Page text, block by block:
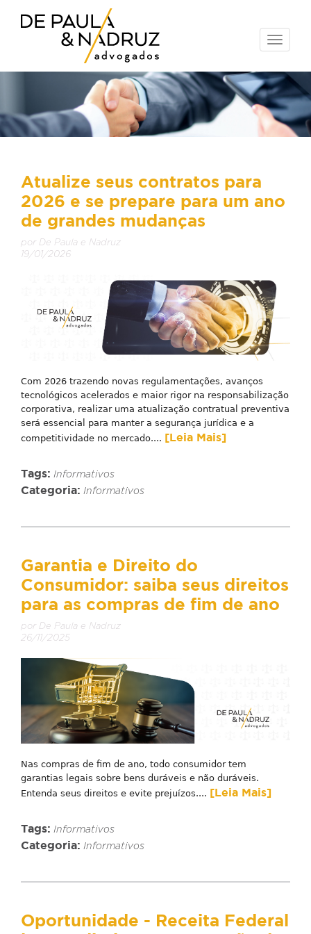
Toggle
Atualize seus contratos para
2026 e se prepare para um ano
de grandes mudanças
por De Paula e Nadruz
19/01/2026
Com 2026 trazendo novas regulamentações, avanços
tecnológicos acelerados e maior rigor na responsabilização
corporativa, realizar uma atualização contratual preventiva
será essencial para manter a segurança jurídica e a
competitividade no mercado.... [Leia Mais]
Tags: Informativos
Categoria: Informativos
Garantia e Direito do
Consumidor: saiba seus direitos
para as compras de fim de ano
por De Paula e Nadruz
26/11/2025
Nas compras de fim de ano, todo consumidor tem
garantias legais sobre bens duráveis e não duráveis.
Entenda seus direitos e evite prejuízos.... [Leia Mais]
Tags: Informativos
Categoria: Informativos
Oportunidade - Receita Federal